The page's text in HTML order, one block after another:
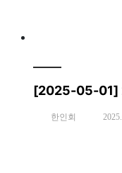
[2025-05-01]
한인회